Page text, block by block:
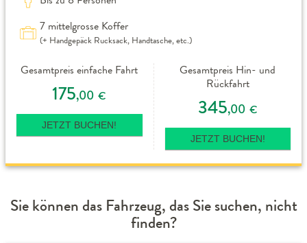
7 mittelgrosse Koffer
(+ Handgepäck Rucksack, Handtasche, etc.)
Gesamtpreis einfache Fahrt
175,00 €
JETZT BUCHEN!
Gesamtpreis Hin- und
Rückfahrt
345,00 €
JETZT BUCHEN!
Sie können das Fahrzeug, das Sie suchen, nicht
finden?